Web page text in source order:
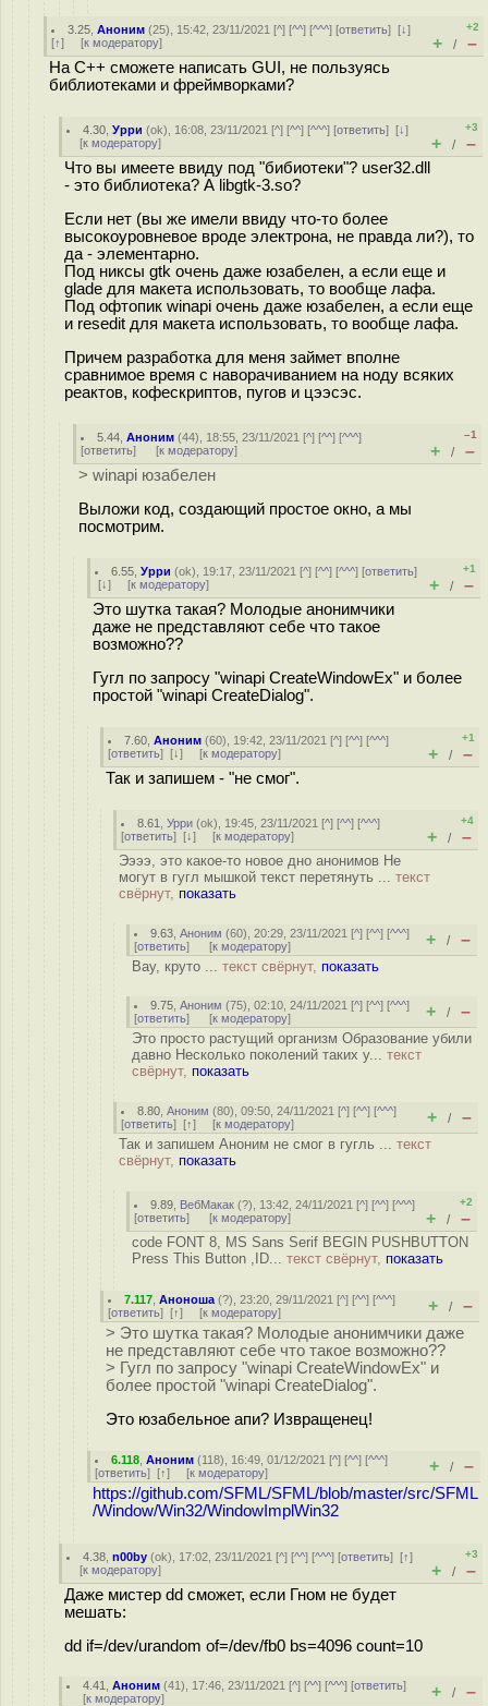
3.25 ,Аноним (25), 15:42, 23/11/2021 [^] [^^] [^^^] [ответить][↓]
[↑] [к модератору]
+2
+ / –
На C++ сможете написать GUI, не пользуясь
библиотеками и фреймворками?
4.30 ,Урри (ok), 16:08, 23/11/2021 [^] [^^] [^^^] [ответить][↓]
[к модератору]
+3
+ / –
Что вы имеете ввиду под "бибиотеки"? user32.dll
- это библиотека? А libgtk-3.so?
Если нет (вы же имели ввиду что-то более
высокоуровневое вроде электрона, не правда ли?), то
да - элементарно.
Под никсы gtk очень даже юзабелен, а если еще и
glade для макета использовать, то вообще лафа.
Под офтопик winapi очень даже юзабелен, а если еще
и resedit для макета использовать, то вообще лафа.
Причем разработка для меня займет вполне
сравнимое время с наворачиванием на ноду всяких
реактов, кофескриптов, пугов и цээсэс.
5.44 ,Аноним (44), 18:55, 23/11/2021 [^] [^^] [^^^]
[ответить] [к модератору]
–1
+ / –
> winapi юзабелен
Выложи код, создающий простое окно, а мы
посмотрим.
6.55 ,Урри (ok), 19:17, 23/11/2021 [^] [^^] [^^^] [ответить]
[↓] [к модератору]
+1
+ / –
Это шутка такая? Молодые анонимчики
даже не представляют себе что такое
возможно??
Гугл по запросу "winapi CreateWindowEx" и более
простой "winapi CreateDialog".
7.60 ,Аноним (60), 19:42, 23/11/2021 [^] [^^] [^^^]
[ответить] [↓] [к модератору]
+1
+ / –
Так и запишем - "не смог".
8.61 ,Урри (ok), 19:45, 23/11/2021 [^] [^^] [^^^]
[ответить] [↓] [к модератору]
+4
+ / –
Ээээ, это какое-то новое дно анонимов Не
могут в гугл мышкой текст перетянуть ... текст
свёрнут, показать
9.63 ,Аноним (60), 20:29, 23/11/2021 [^] [^^] [^^^]
[ответить] [к модератору] + / –
Вау, круто ... текст свёрнут, показать
9.75 ,Аноним (75), 02:10, 24/11/2021 [^] [^^] [^^^]
[ответить] [к модератору] + / –
Это просто растущий организм Образование убили
давно Несколько поколений таких у... текст
свёрнут, показать
8.80 ,Аноним (80), 09:50, 24/11/2021 [^] [^^] [^^^]
[ответить] [↑] [к модератору] + / –
Так и запишем Аноним не смог в гугль ... текст
свёрнут, показать
9.89 ВебМакак (?), 13:42, 24/11/2021 [^] [^^] [^^^]
[ответить] [к модератору]
+2
+ / –
code FONT 8, MS Sans Serif BEGIN PUSHBUTTON
Press This Button ,ID... текст свёрнут, показать
7.117 ,Аноноша (?), 23:20, 29/11/2021 [^] [^^] [^^^]
[ответить] [↑] [к модератору] + / –
> Это шутка такая? Молодые анонимчики даже
не представляют себе что такое возможно??
> Гугл по запросу "winapi CreateWindowEx" и
более простой "winapi CreateDialog".
Это юзабельное апи? Извращенец!
6.118 ,Аноним (118), 16:49, 01/12/2021 [^] [^^] [^^^]
[ответить] [↑] [к модератору] + / –
https://github.com/SFML/SFML/blob/master/src/SFML
/Window/Win32/WindowImplWin32
4.38 ,n00by (ok), 17:02, 23/11/2021 [^] [^^] [^^^] [ответить][↑]
[к модератору]
+3
+ / –
Даже мистер dd сможет, если Гном не будет
мешать:
dd if=/dev/urandom of=/dev/fb0 bs=4096 count=10
4.41 ,Аноним (41), 17:46, 23/11/2021 [^] [^^] [^^^] [ответить]
[к модератору] + / –